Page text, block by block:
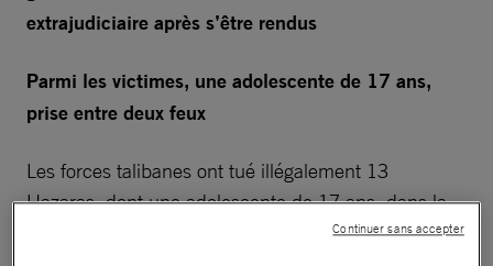
extrajudiciaire après s’être rendus
Parmi les victimes, une adolescente de 17 ans,
prise entre deux feux
Les forces talibanes ont tué illégalement 13
Hazaras, dont une adolescente de 17 ans, dans la
province de Daykundi en Afghanistan, après que
Continuer sans accepter